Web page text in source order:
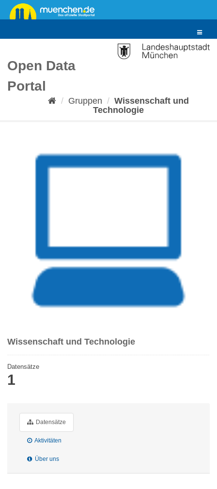
Überspringen
zum
Toggle
Open Data
Portal
Gruppen
Wissenschaft und
Technologie
Wissenschaft und Technologie
Datensätze
1
Datensätze
Aktivitäten
Über uns